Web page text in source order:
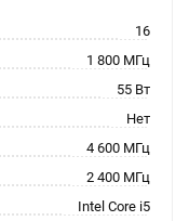
16
1 800 МГц
55 Вт
Нет
4 600 МГц
2 400 МГц
Intel Core i5